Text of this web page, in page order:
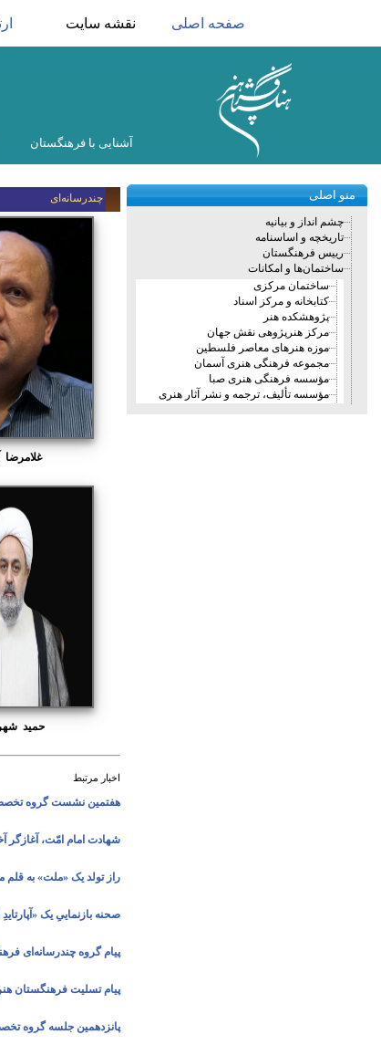
صفحه اصلی نقشه سایت
آشنایی با فرهنگستان
چندرسانه‌ای
غلامرضا
حمید
اخبار مرتبط
هفتمین نشست گروه
شهادت امام امّت، آغازگر
راز تولد یک «ملت» به
صحنه‌ بازنماییِ یک
پیام گروه چندرسانه‌ای
پیام تسلیت فرهنگستان
پانزدهمین جلسه گروه
منو اصلی
چشم انداز و بیانیه
تاریخچه و اساسنامه
رییس فرهنگستان
ساختمان‌ها و امکانات
ساختمان مرکزی
کتابخانه و مرکز اسناد
پژوهشکده هنر
مرکز هنرپژوهی نقش جهان
موزه هنرهای معاصر فلسطین
مجموعه فرهنگی هنری آسمان
مؤسسه فرهنگی هنری صبا
مؤسسه تألیف، ترجمه و نشر آثار هنری